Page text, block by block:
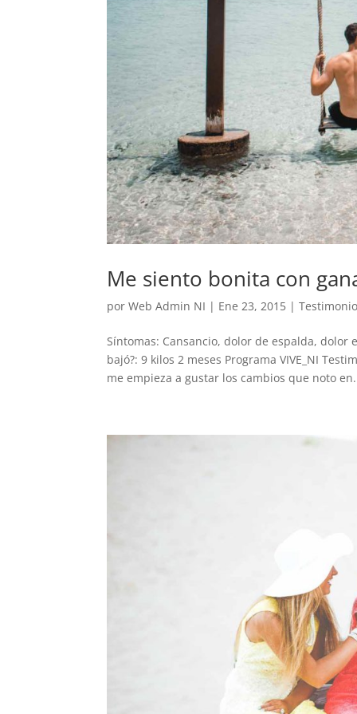
Me siento bonita con
porWeb Admin NI | Ene 23, 2015 |
Síntomas: Cansancio, dolor de espalda, dolor
bajó?: 9 kilos 2 meses Programa VIVE_NI
me empieza a gustar los cambios que noto